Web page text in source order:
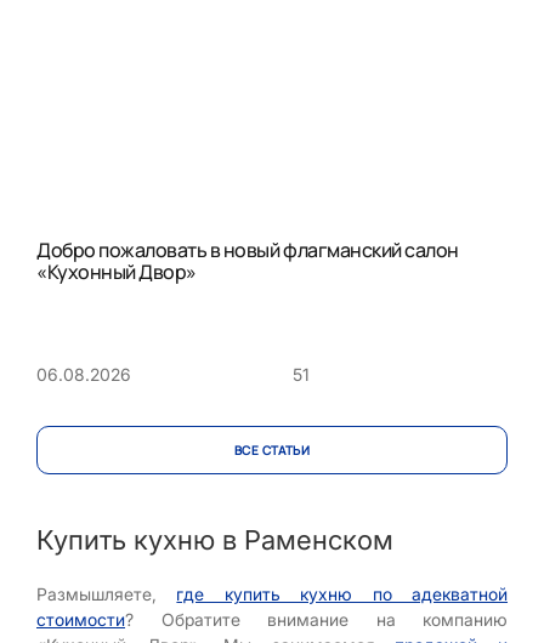
Добро пожаловать в новый флагманский салон
«Кухонный Двор»
06.08.2026 51
ВСЕ CТАТЬИ
Купить кухню в Раменском
Размышляете, где купить кухню по адекватной
стоимости? Обратите внимание на компанию